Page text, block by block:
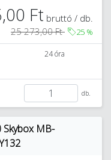
Ft bruttó / db.
25 273,00 Ft
25 %
24 óra
db.
Skybox MB-